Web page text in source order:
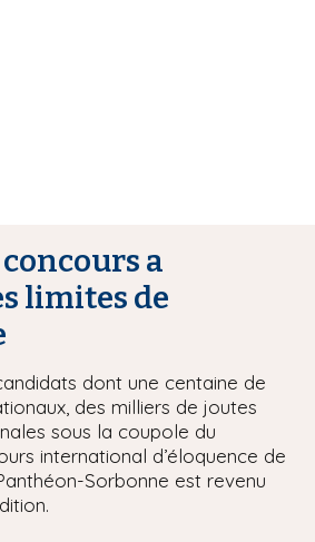
a
limites de
dont une centaine de
des milliers de joutes
sous la coupole du
international d’éloquence de
Sorbonne est revenu